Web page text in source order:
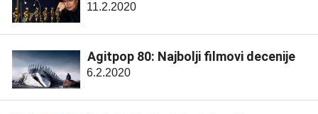
11.2.2020
Agitpop 80: Najbolji filmovi decenije
6.2.2020